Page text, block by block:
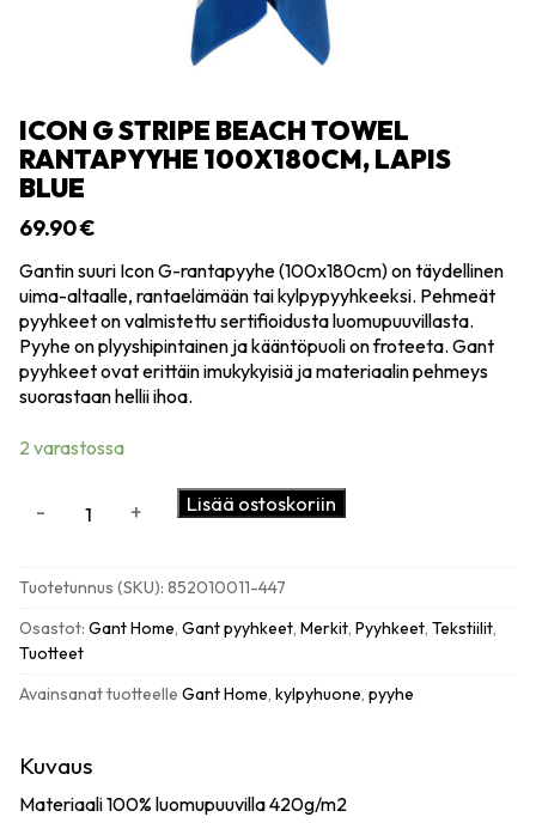
ICON G STRIPE BEACH TOWEL
RANTAPYYHE 100X180CM, LAPIS
BLUE
69.90€
Gantin suuri Icon G-rantapyyhe (100x180cm) on täydellinen
uima-altaalle, rantaelämään tai kylpypyyhkeeksi. Pehmeät
pyyhkeet on valmistettu sertifioidusta luomupuuvillasta.
Pyyhe on plyyshipintainen ja kääntöpuoli on froteeta. Gant
pyyhkeet ovat erittäin imukykyisiä ja materiaalin pehmeys
suorastaan hellii ihoa.
2 varastossa
towel
rantapyyhe
100x180cm,
blue
- + Lisää ostoskoriin
Tuotetunnus (SKU): 852010011-447
Osastot: Gant Home, Gant pyyhkeet, Merkit, Pyyhkeet, Tekstiilit,
Tuotteet
Avainsanat tuotteelle Gant Home, kylpyhuone, pyyhe
Kuvaus
Materiaali 100% luomupuuvilla 420g/m2